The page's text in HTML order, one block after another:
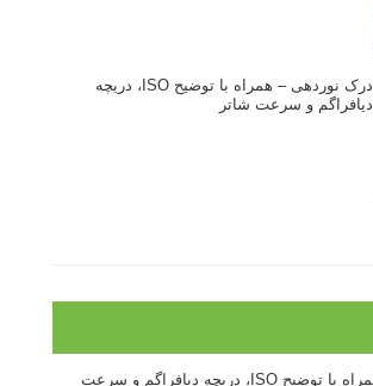
درک نوردهی – همراه با توضیح ISO، دریچه
دیافراگم و سرعت شاتر
درک نوردهی – همراه با توضیح ISO، دریچه دیافراگم و سرعت